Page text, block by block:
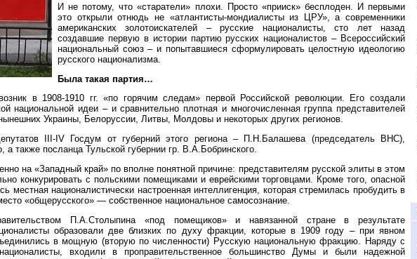
И не потому, что «старатели» плохи. Просто «прииск» бесплоден. И первыми
это открыли отнюдь не «атлантисты-мондиалисты из ЦРУ», а современники
американских золотоискателей – русские националисты, сто лет назад
создавшие первую в истории партию русских националистов – Всероссийский
национальный союз – и попытавшиеся сформулировать целостную идеологию
русского национализма.
Была такая партия…
в 1908-1910 гг. «по горячим следам» первой Российской революции. Его создали
национальной идеи – и сравнительно плотная и многочисленная группа представителей
Украины, Белоруссии, Литвы, Молдовы и некоторых других регионов.
III-IV Госдум от губерний этого региона – П.Н.Балашева (председатель ВНС),
также посланца Тульской губернии гр. В.А.Бобринского.
на «Западный край» по вполне понятной причине: представителям русской элиты в этом
конкурировать с польскими помещиками и еврейскими торговцами. Кроме того, опасной
местная националистически настроенная интеллигенция, которая стремилась пробудить в
«общерусского» — собственное национальное самосознание.
П.А.Столыпина «под помещиков» и навязанной стране в результате
образовали две близких по духу фракции, которые в 1909 году – при явном
в мощную (вторую по численности) Русскую национальную фракцию. Наряду с
входили в проправительственное большинство Думы и были надежной